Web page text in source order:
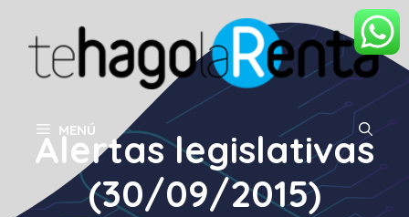
contenido
MENÚ
Alertas legislativas
(30/09/2015)